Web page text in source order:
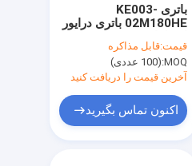
باتری KE003-
02M180HE باتری درایور
اضطراری 3 ساعته و
خارجی LiFePO4 خارجی
قیمت:قابل مذاکره
MOQ: (100 عددی)
آخرین قیمت را دریافت کنید
اکنون تماس بگیرید